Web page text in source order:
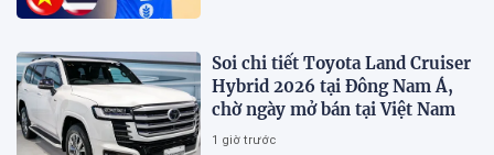
Soi chi tiết Toyota Land Cruiser
Hybrid 2026 tại Đông Nam Á,
chờ ngày mở bán tại Việt Nam
1 giờ trước